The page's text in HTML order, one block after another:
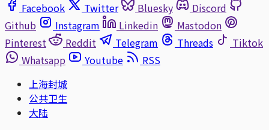
Facebook
Twitter Bluesky
Discord
Github
Instagram Linkedin
Mastodon
Pinterest
Reddit Telegram Threads
Tiktok
Whatsapp
Youtube
RSS
上海封城
公共卫生
大陆